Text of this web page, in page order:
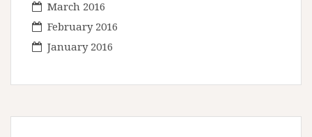
March 2016
February 2016
January 2016